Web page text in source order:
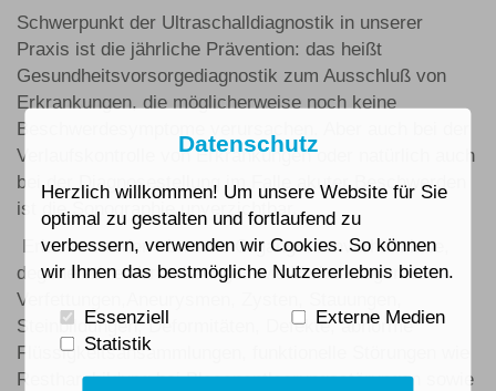
Schwerpunkt der Ultraschalldiagnostik in unserer
Praxis ist die jährliche Prävention: das heißt
Gesundheitsvorsorgediagnostik zum Ausschluß von
Erkrankungen, die möglicherweise noch keine
Beschwerdesymptome verursachen. Aber auch bei der
Verlaufskontrolle von Erkrankungen oder natürlich auch
bei der Diagnosestellung im Falle akuter Beschwerden
ist die Sonographie unverzichtbar.
Erkannt werden abnorme Organgrößenverhältnisse,
degenerative Veränderungen wie Verkalkungen oder
Verfettungen,Aneurysmen, Zysten, Stauungen,
Steinbildungen, Deformitäten, Defekte, abnorme
Flüssigkeitsansammlungen, funktionelle Störungen wie
Restharnbildung bei Blasenentleerungsstörungen sowie
Datenschutz
Herzlich willkommen! Um unsere Website für Sie
optimal zu gestalten und fortlaufend zu
verbessern, verwenden wir Cookies. So können
wir Ihnen das bestmögliche Nutzererlebnis bieten.
Essenziell
Externe Medien
Statistik